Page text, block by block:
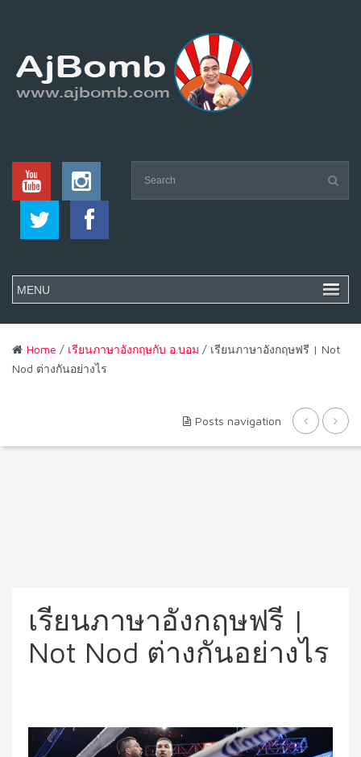
Home / เรียนภาษาอังกฤษกับ อ.บอม / เรียนภาษาอังกฤษฟรี | Not
Nod ต่างกันอย่างไร
Posts navigation
เรียนภาษาอังกฤษฟรี |
Not Nod ต่างกันอย่างไร